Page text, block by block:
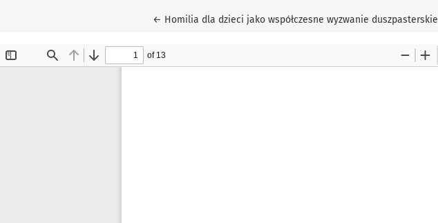
← Wróć do szczegółów artykułu
Homilia dla dzieci jako współczesne wyzwanie duszpasterskie